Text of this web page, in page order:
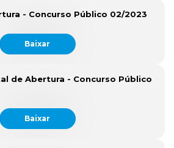
- Concurso Público 02/2023
Baixar
de Abertura - Concurso Público
Baixar